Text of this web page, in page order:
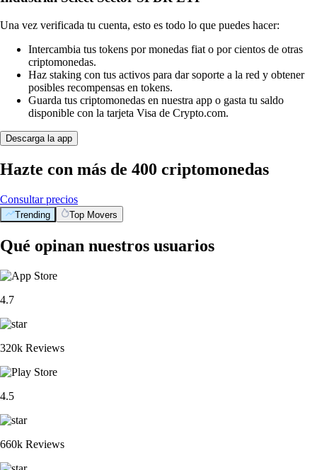
Una vez verificada tu cuenta, esto es todo lo que puedes hacer:
Intercambia tus tokens por monedas fiat o por cientos de otras
criptomonedas.
Haz staking con tus activos para dar soporte a la red y obtener
posibles recompensas en tokens.
Guarda tus criptomonedas en nuestra app o gasta tu saldo
disponible con la tarjeta Visa de Crypto.com.
Descarga la app
Hazte con más de 400 criptomonedas
Consultar precios
Trending Top Movers
Qué opinan nuestros usuarios
4.7
320k Reviews
4.5
660k Reviews